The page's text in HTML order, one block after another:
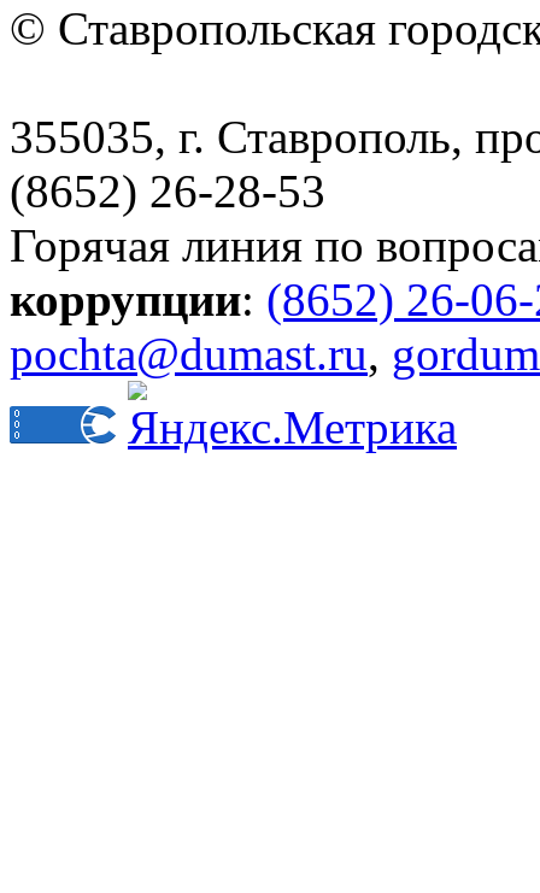
© Ставропольская
355035, г. Ставрополь,
(8652) 26-28-53
Горячая линия по
коррупции: (8652) 26-
pochta@dumast.ru,